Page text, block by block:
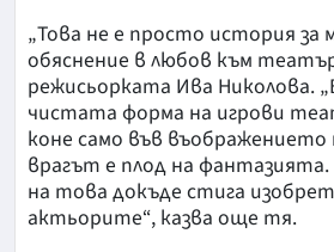
„Това не е просто история за
обяснение в любов към
режисьорката Ива Николова.
чистата форма на игрови
коне само във
врагът е плод на фантазията.
на това докъде стига
актьорите“, казва още тя.